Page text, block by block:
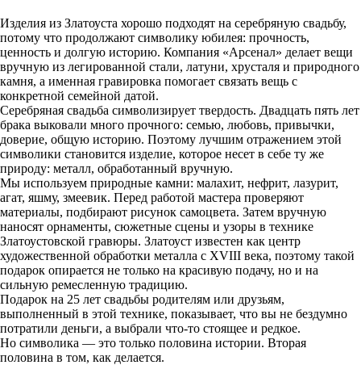
Изделия из Златоуста хорошо подходят на серебряную свадьбу,
потому что продолжают символику юбилея: прочность,
ценность и долгую историю. Компания «Арсенал» делает вещи
вручную из легированной стали, латуни, хрусталя и природного
камня, а именная гравировка помогает связать вещь с
конкретной семейной датой.
Серебряная свадьба символизирует твердость. Двадцать пять лет
брака выковали много прочного: семью, любовь, привычки,
доверие, общую историю. Поэтому лучшим отражением этой
символики становится изделие, которое несет в себе ту же
природу: металл, обработанный вручную.
Мы используем природные камни: малахит, нефрит, лазурит,
агат, яшму, змеевик. Перед работой мастера проверяют
материалы, подбирают рисунок самоцвета. Затем вручную
наносят орнаменты, сюжетные сцены и узоры в технике
Златоустовской гравюры. Златоуст известен как центр
художественной обработки металла с XVIII века, поэтому такой
подарок опирается не только на красивую подачу, но и на
сильную ремесленную традицию.
Подарок на 25 лет свадьбы родителям или друзьям,
выполненный в этой технике, показывает, что вы не бездумно
потратили деньги, а выбрали что-то стоящее и редкое.
Но символика — это только половина истории. Вторая
половина в том, как делается.